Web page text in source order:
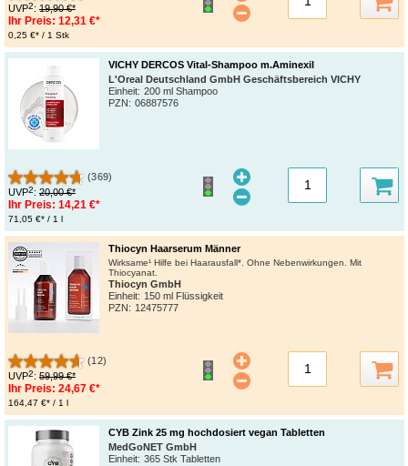
UVP2: 19,90 €*
Ihr Preis: 12,31 €*
0,25 €* / 1 Stk
VICHY DERCOS Vital-Shampoo m.Aminexil
L'Oreal Deutschland GmbH Geschäftsbereich VICHY
Einheit: 200 ml Shampoo
PZN: 06887576
(369)
UVP2: 20,00 €*
Ihr Preis: 14,21 €*
71,05 €* / 1 l
Thiocyn Haarserum Männer
Wirksame¹ Hilfe bei Haarausfall*. Ohne Nebenwirkungen. Mit
Thiocyanat.
Thiocyn GmbH
Einheit: 150 ml Flüssigkeit
PZN: 12475777
(12)
UVP2: 59,99 €*
Ihr Preis: 24,67 €*
164,47 €* / 1 l
CYB Zink 25 mg hochdosiert vegan Tabletten
MedGoNET GmbH
Einheit: 365 Stk Tabletten